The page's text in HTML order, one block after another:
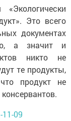
Это всего
документах
а значит и
никто не
те продукты,
продукт не
09